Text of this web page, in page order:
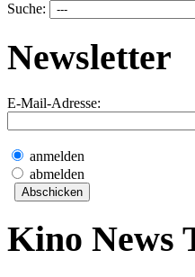
Suche:
Newsletter
E-Mail-Adresse:
anmelden
abmelden
Kino News